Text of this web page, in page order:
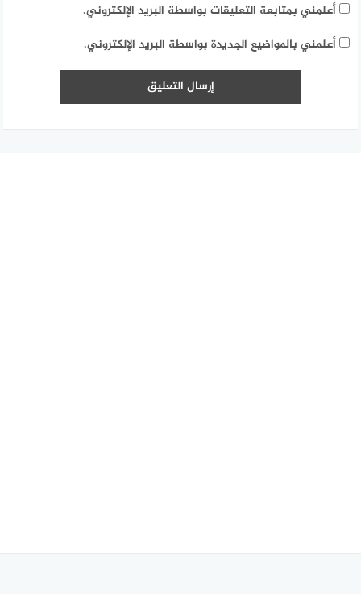
أعلمني بمتابعة التعليقات بواسطة البريد الإلكتروني.
أعلمني بالمواضيع الجديدة بواسطة البريد الإلكتروني.